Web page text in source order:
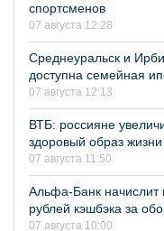
спортсменов
07 августа 12:28
Среднеуральск и
доступна семейная
07 августа 12:13
ВТБ: россияне
здоровый образ жизни
07 августа 11:50
Альфа-Банк
рублей кэшбэка за
07 августа 10:00